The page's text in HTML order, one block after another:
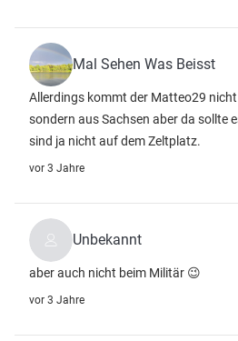
Mal Sehen Was Beisst
Allerdings kommt der Matteo29
sondern aus Sachsen aber da sollte
sind ja nicht auf dem Zeltplatz.
vor 3 Jahre
Unbekannt
aber auch nicht beim Militär 😉
vor 3 Jahre